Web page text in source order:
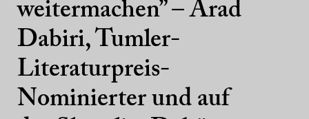
weitermachen” – Arad
Dabiri, Tumler-
Literaturpreis-
Nominierter und auf